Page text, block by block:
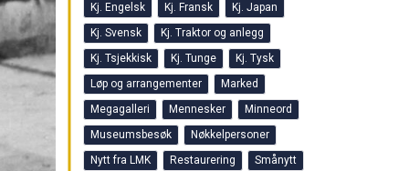
Kj. Engelsk Kj. Fransk
Kj. Japan
Kj. Svensk
Kj. Traktor og anlegg
Kj. Tsjekkisk
Kj. Tunge
Kj. Tysk
Løp og arrangementer
Marked
Megagalleri
Mennesker
Minneord
Museumsbesøk
Nøkkelpersoner
Nytt fra LMK
Restaurering
Smånytt